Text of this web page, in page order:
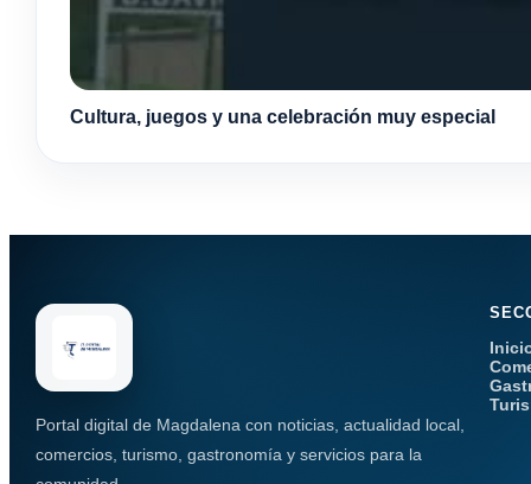
Cultura, juegos y una celebración muy especial
Portal digital de Magdalena con noticias, actualidad local,
comercios, turismo, gastronomía y servicios para la